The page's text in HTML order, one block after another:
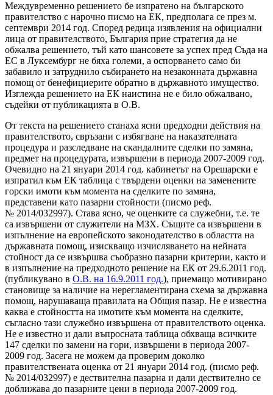
Междувременно решението бе изпратено на българското
правителство с нарочно писмо на ЕК, предполага се през м.
септември 2014 год. Според редица изявления на официални
лица от правителството, България прие стратегия да не
обжалва решението, тъй като шансовете за успех пред Съда на
ЕС в Луксембург не бяха големи, а оспорването само би
забавило и затруднило събирането на незаконната държавна
помощ от бенефициерите обратно в държавното имущество.
Изглежда решението на ЕК наистина не е било обжалвано,
съдейки от публикацията в О.В.
От текста на решението станаха ясни предходни действия на
правителството, свръзани с избягване на наказателната
процедура и разследване на скандалните сделки по замяна,
предмет на процедурата, извършени в периода 2007-2009 год.
Очевидно на 21 януари 2014 год. кабинетът на Орешарски е
изпратил към ЕК таблица с твърдени оценки на заменените
горски имоти към момента на сделките по замяна,
представени като пазарни стойности (писмо реф.
№ 2014/032997). Става ясно, че оценките са служебни, т.е. те
са извършени от служители на МЗХ. Същите са извършени в
изпълнение на европейското законодателство в областта на
държавната помощ, изискващо изчисляването на нейната
стойност да се извършва съобразно пазарни критерии, както и
в изпълнение на предходното решение на ЕК от 29.6.2011 год.
(публикувано в О.В. на 16.9.2011 год.), приемащо мотивирано
становище за наличие на нерегламентирана схема за държавна
помощ, нарушаваща правилата на Общия пазар. Не е известна
каква е стойността на имотите към момента на сделките,
съгласно тази служебно извършена от правителството оценка.
Не е известно и дали въпросната таблица обхваща всичките
147 сделки по замени на гори, извършени в периода 2007-
2009 год. Засега не можем да проверим доколко
правителствената оценка от 21 януари 2014 год. (писмо реф.
№ 2014/032997) е дествителна пазарна и дали дествително се
доближава до пазарните цени в периода 2007-2009 год.